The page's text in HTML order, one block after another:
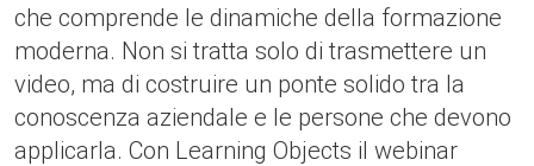
che comprende le dinamiche della formazione
moderna. Non si tratta solo di trasmettere un
video, ma di costruire un ponte solido tra la
conoscenza aziendale e le persone che devono
applicarla. Con Learning Objects il webinar